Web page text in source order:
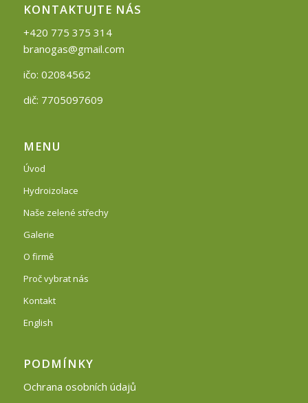
KONTAKTUJTE NÁS
+420 775 375 314
branogas@gmail.com
ičo: 02084562
dič: 7705097609
MENU
Úvod
Hydroizolace
Naše zelené střechy
Galerie
O firmě
Proč vybrat nás
Kontakt
English
PODMÍNKY
Ochrana osobních údajů